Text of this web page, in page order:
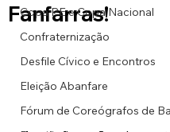
Copa PE e Copa Nacional
Confraternização
Desfile Cívico e Encontros
Eleição Abanfare
Fórum de Coreógrafos de
Fanfarras!